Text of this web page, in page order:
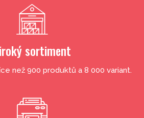
sortiment
než 900 produktů a 8 000 variant.